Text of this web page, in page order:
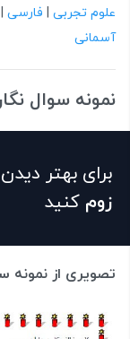
علوم تجربی | فارسی |
آسمانی
نمونه سوال
برای بهتر
زوم کنید
تصویری از نمونه